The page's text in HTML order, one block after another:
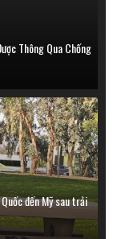
Thông Qua Chống
đến Mỹ sau trải